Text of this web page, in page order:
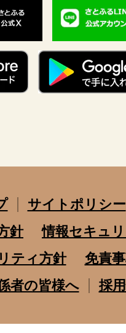
サイトポリシー
針
情報セキュ
ティ方針
免責
者の皆様へ
採